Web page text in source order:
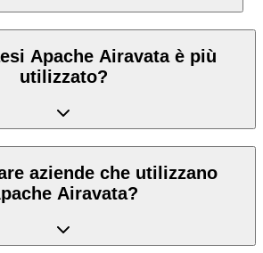
Apache Airavata è più
utilizzato?
aziende che utilizzano
Airavata?